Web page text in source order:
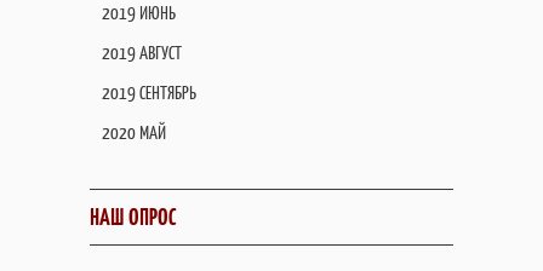
2019 ИЮНЬ
2019 АВГУСТ
2019 СЕНТЯБРЬ
2020 МАЙ
НАШ ОПРОС